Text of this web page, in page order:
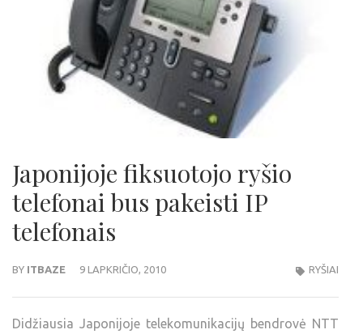
Japonijoje fiksuotojo ryšio
telefonai bus pakeisti IP
telefonais
BY ITBAZE 9 LAPKRIČIO, 2010 RYŠIAI
Didžiausia Japonijoje telekomunikacijų bendrovė NTT